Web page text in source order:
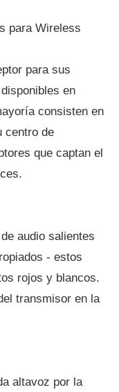
para Wireless
para sus
en
consisten en
centro de
que captan el
audio salientes
- estos
rojos y blancos.
transmisor en la
altavoz por la